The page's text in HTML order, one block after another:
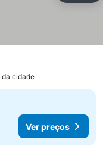
da cidade
Ver preços